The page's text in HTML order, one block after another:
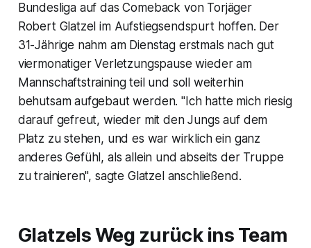
Bundesliga auf das Comeback von Torjäger
Robert Glatzel im Aufstiegsendspurt hoffen. Der
31-Jährige nahm am Dienstag erstmals nach gut
viermonatiger Verletzungspause wieder am
Mannschaftstraining teil und soll weiterhin
behutsam aufgebaut werden. "Ich hatte mich riesig
darauf gefreut, wieder mit den Jungs auf dem
Platz zu stehen, und es war wirklich ein ganz
anderes Gefühl, als allein und abseits der Truppe
zu trainieren", sagte Glatzel anschließend.
Glatzels Weg zurück ins Team